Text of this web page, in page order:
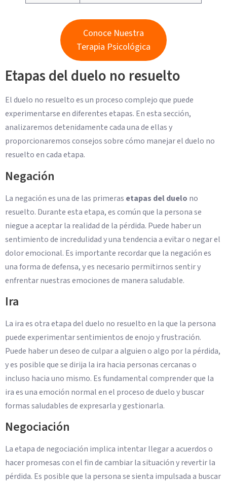
Conoce Nuestra
Terapia Psicológica
Etapas del duelo no resuelto
El duelo no resuelto es un proceso complejo que puede
experimentarse en diferentes etapas. En esta sección,
analizaremos detenidamente cada una de ellas y
proporcionaremos consejos sobre cómo manejar el duelo no
resuelto en cada etapa.
Negación
La negación es una de las primeras etapas del duelo no
resuelto. Durante esta etapa, es común que la persona se
niegue a aceptar la realidad de la pérdida. Puede haber un
sentimiento de incredulidad y una tendencia a evitar o negar el
dolor emocional. Es importante recordar que la negación es
una forma de defensa, y es necesario permitirnos sentir y
enfrentar nuestras emociones de manera saludable.
Ira
La ira es otra etapa del duelo no resuelto en la que la persona
puede experimentar sentimientos de enojo y frustración.
Puede haber un deseo de culpar a alguien o algo por la pérdida,
y es posible que se dirija la ira hacia personas cercanas o
incluso hacia uno mismo. Es fundamental comprender que la
ira es una emoción normal en el proceso de duelo y buscar
formas saludables de expresarla y gestionarla.
Negociación
La etapa de negociación implica intentar llegar a acuerdos o
hacer promesas con el fin de cambiar la situación y revertir la
pérdida. Es posible que la persona se sienta impulsada a buscar